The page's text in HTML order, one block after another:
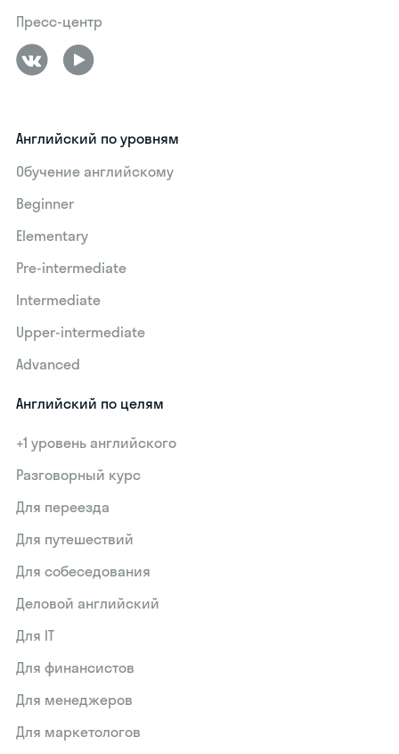
Пресс-центр
Английский по уровням
Обучение английскому
Beginner
Elementary
Pre-intermediate
Intermediate
Upper-intermediate
Advanced
Английский по целям
+1 уровень английского
Разговорный курс
Для переезда
Для путешествий
Для собеседования
Деловой английский
Для IT
Для финансистов
Для менеджеров
Для маркетологов